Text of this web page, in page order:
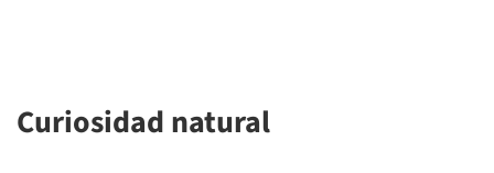
Curiosidad natural